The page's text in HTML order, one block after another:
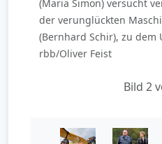
(Maria Simon) versucht
der verunglückten
(Bernhard Schir), zu
rbb/Oliver Feist
Bild 2